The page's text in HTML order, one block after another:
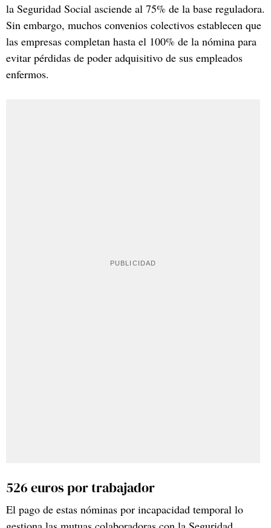
la Seguridad Social asciende al 75% de la base reguladora.
Sin embargo, muchos convenios colectivos establecen que
las empresas completan hasta el 100% de la nómina para
evitar pérdidas de poder adquisitivo de sus empleados
enfermos.
526 euros por trabajador
El pago de estas nóminas por incapacidad temporal lo